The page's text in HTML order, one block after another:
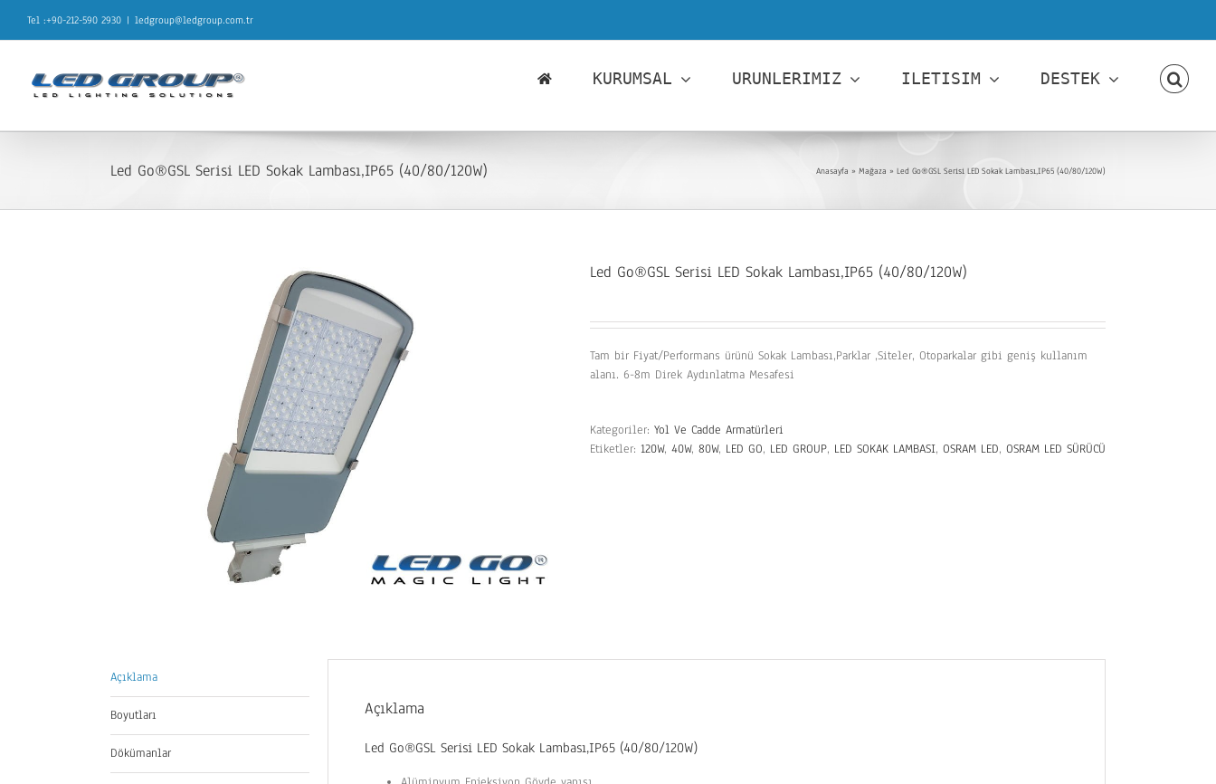
content
Tel :+90-212-590 2930 | ledgroup@ledgroup.com.tr
KURUMSAL URUNLERIMIZ ILETISIM DESTEK
Led Go®GSL Serisi LED Sokak Lambası,IP65 (40/80/120W) Anasayfa » Mağaza » Led Go®GSL Serisi LED Sokak Lambası,IP65 (40/80/120W)
Led Go®GSL Serisi LED Sokak Lambası,IP65 (40/80/120W)
Tam bir Fiyat/Performans ürünü Sokak Lambası,Parklar ,Siteler, Otoparkalar gibi geniş kullanım
alanı. 6-8m Direk Aydınlatma Mesafesi
Kategoriler: Yol Ve Cadde Armatürleri
Etiketler: 120W, 40W, 80W, LED GO, LED GROUP, LED SOKAK LAMBASI, OSRAM LED, OSRAM LED SÜRÜCÜ
Açıklama
Boyutları
Dökümanlar
Açıklama
Led Go®GSL Serisi LED Sokak Lambası,IP65 (40/80/120W)